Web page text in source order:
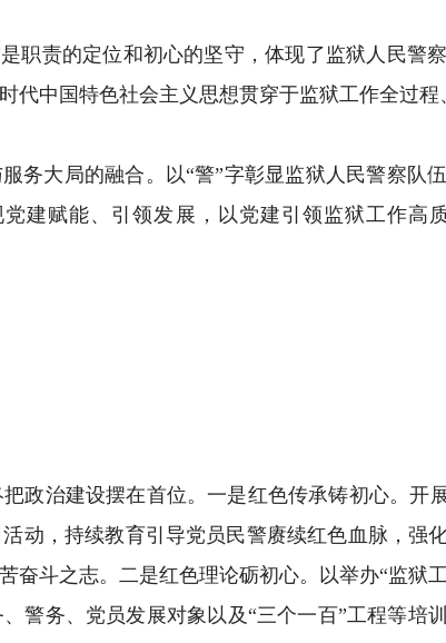
责的定位和初心的坚守，体现了监狱人民警
中国特色社会主义思想贯穿于监狱工作全过程
局的融合。以“警”字彰显监狱人民警察队
建赋能、引领发展，以党建引领监狱工作高
治建设摆在首位。一是红色传承铸初心。开
动，持续教育引导党员民警赓续红色血脉，强
斗之志。二是红色理论砺初心。以举办“监狱
警务、党员发展对象以及“三个一百”工程等培